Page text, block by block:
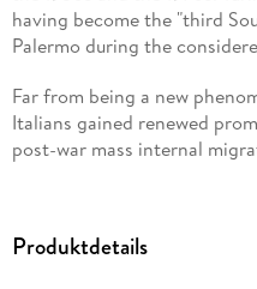
having become the "third
Palermo during the
Far from being a new
Italians gained renewed
post-war mass internal
By drawing on a wide range
Produktdetails